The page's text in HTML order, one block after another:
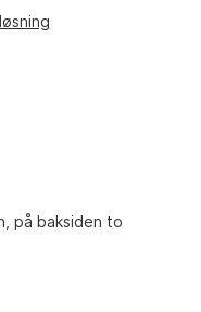
på baksiden to